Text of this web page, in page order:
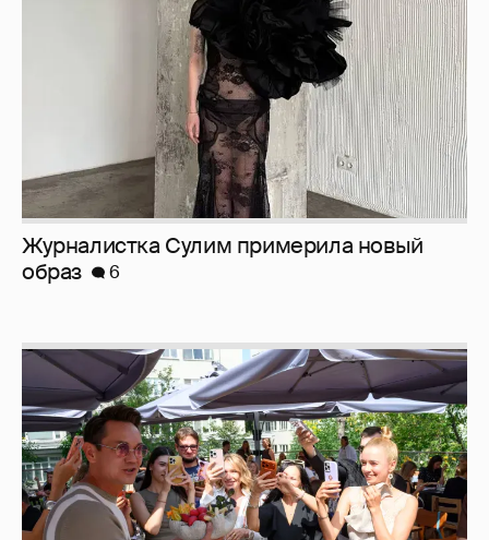
Журналистка Сулим примерила новый
образ
6